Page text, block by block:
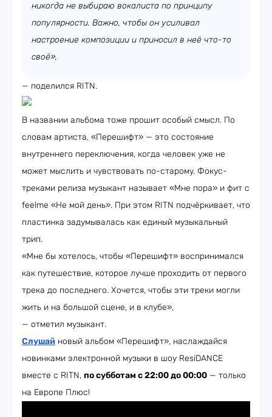
никогда не выбираю вокалиста по принципу
популярности. Важно, чтобы он усиливал
настроение композиции и приносил в неё что-то
своё»,
— поделился RITN.
В названии альбома тоже прошит особый смысл. По
словам артиста, «Перешифт» — это состояние
внутреннего переключения, когда человек уже не
может мыслить и чувствовать по-старому. Фокус-
треками релиза музыкант называет «Мне пора» и фит с
feelme «Не мой день». При этом RITN подчёркивает, что
пластинка задумывалась как единый музыкальный
трип.
«Мне бы хотелось, чтобы «Перешифт» воспринимался
как путешествие, которое лучше проходить от первого
трека до последнего. Хочется, чтобы эти треки могли
жить и на большой сцене, и в клубе»,
— отметил музыкант.
Слушай новый альбом «Перешифт», наслаждайся
новинками электронной музыки в шоу ResiDANCE
вместе с RITN, по субботам с 22:00 до 00:00 — только
на Европе Плюс!​